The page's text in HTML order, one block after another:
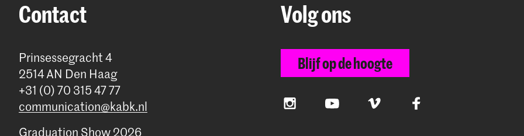
Contact
Prinsessegracht 4
2514 AN Den Haag
+31 (0) 70 315 47 77
communication@kabk.nl
Graduation Show 2026
Volg ons
Blijf op de hoogte
InstagramYouTube Vimeo Facebook